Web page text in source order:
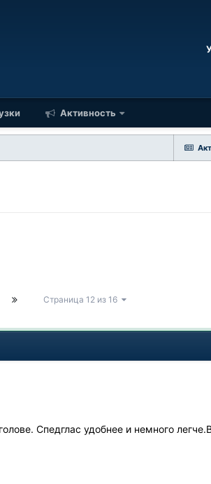
Активность
Страница 12 из 16
Спедглас удобнее и немного